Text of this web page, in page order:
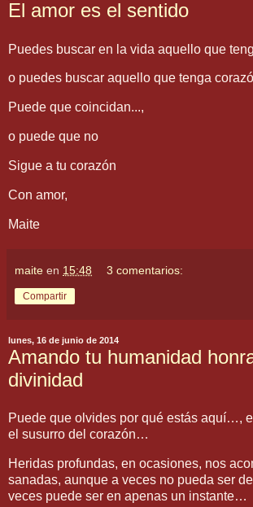
El amor es el sentido
Puedes buscar en la vida aquello que
o puedes buscar aquello que tenga
Puede que coincidan...,
o puede que no
Sigue a tu corazón
Con amor,
Maite
maite en 15:48 3 comentarios:
Compartir
lunes, 16 de junio de 2014
Amando tu humanidad
divinidad
Puede que olvides por qué estás aquí…,
el susurro del corazón…
Heridas profundas, en ocasiones, nos
sanadas, aunque a veces no pueda ser
veces puede ser en apenas un instante…